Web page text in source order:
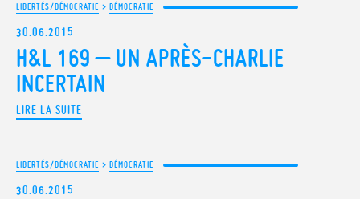
LIBERTÉS/DÉMOCRATIE > DÉMOCRATIE
30.06.2015
H&L 169 – UN APRÈS-CHARLIE
INCERTAIN
LIRE LA SUITE
LIBERTÉS/DÉMOCRATIE > DÉMOCRATIE
30.06.2015